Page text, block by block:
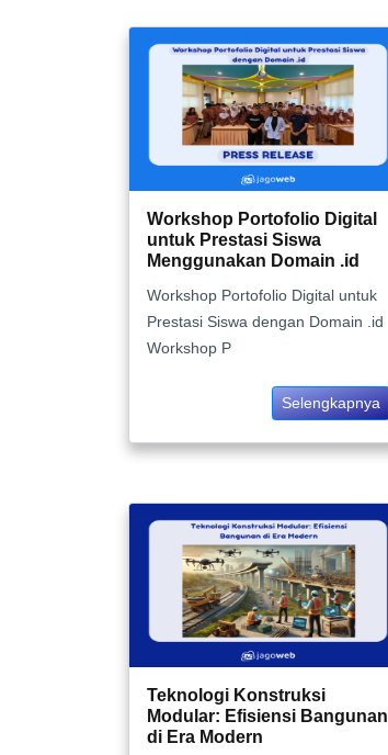
Workshop Portofolio Digital
untuk Prestasi Siswa
Menggunakan Domain .id
Workshop Portofolio Digital untuk
Prestasi Siswa dengan Domain .id
Workshop P
Selengkapnya
Teknologi Konstruksi
Modular: Efisiensi Bangunan
di Era Modern